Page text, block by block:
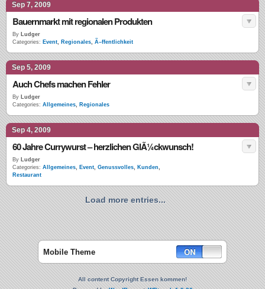
Sep 7, 2009
Bauernmarkt mit regionalen Produkten
By Ludger
Categories: Event, Regionales, Ã–ffentlichkeit
Sep 5, 2009
Auch Chefs machen Fehler
By Ludger
Categories: Allgemeines, Regionales
Sep 4, 2009
60 Jahre Currywurst – herzlichen GlÃ¼ckwunsch!
By Ludger
Categories: Allgemeines, Event, Genussvolles, Kunden,
Restaurant
Load more entries...
Mobile Theme
All content Copyright Essen kommen!